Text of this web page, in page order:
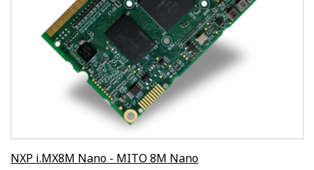
NXP i.MX8M Nano - MITO 8M Nano